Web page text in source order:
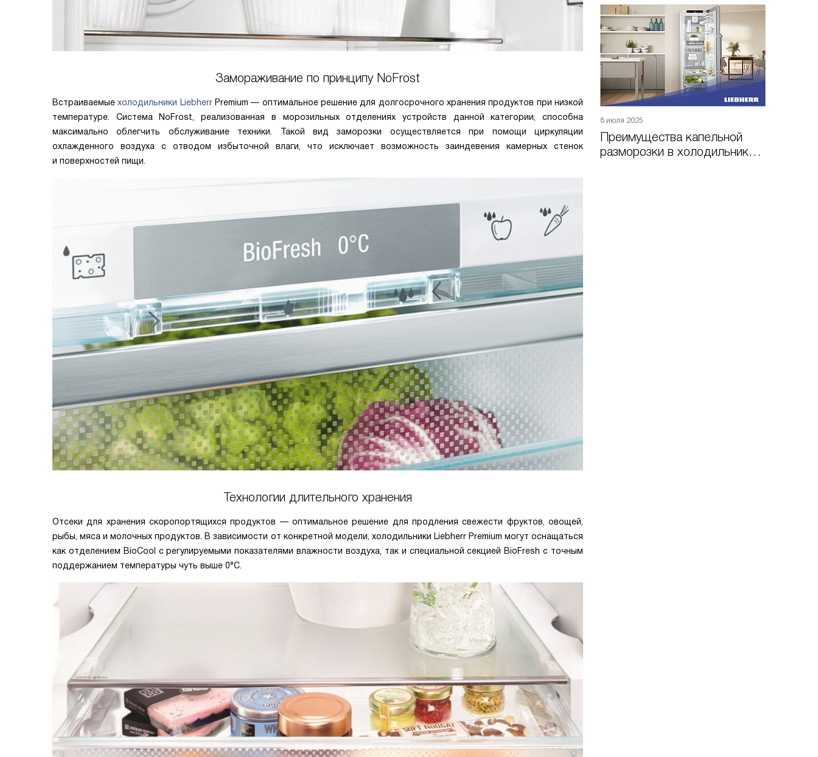
Замораживание по принципу NoFrost
Встраиваемыехолодильники LiebherrPremium — оптимальное решение для долгосрочного хранения продуктов при низкой
температуре. Система NoFrost, реализованная в морозильных отделениях устройств данной категории, способна
максимально облегчить обслуживание техники. Такой вид заморозки осуществляется при помощи циркуляции
охлажденного воздуха c отводом избыточной влаги, что исключает возможность заиндевения камерных стенок
и поверхностей пищи.
Технологии длительного хранения
Отсеки для хранения скоропортящихся продуктов — оптимальное решение для продления свежести фруктов, овощей,
рыбы, мяса и молочных продуктов. В зависимости от конкретной модели, холодильники Liebherr Premium могут оснащаться
как отделением BioCool с регулируемыми показателями влажности воздуха, так и специальной секцией BioFresh с точным
поддержанием температуры чуть выше 0°C.
8 июля 2025
Преимущества капельной
разморозки в холодильниках